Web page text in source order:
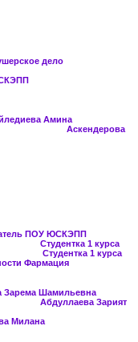
Акушерское дело
1 курса
Амина
ПОУ ЮСКЭПП
1 курса
1 курса
Фармация
Зарема Шамильевна
Зарият
Милана